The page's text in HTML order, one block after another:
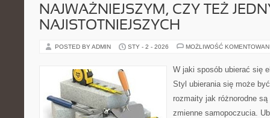
NAJWAŻNIEJSZYM, CZY TEŻ
NAJISTOTNIEJSZYCH
POSTED BY ADMIN STY - 2 - 2026 MOŻLIWOŚĆ
W jaki sposób ubierać się
Styl ubierania się może
rozmaity jak różnorodne
zmienne samopoczucia.